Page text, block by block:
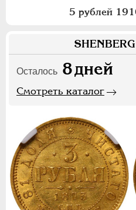
5 рублей
Осталось 8дней
Смотреть каталог